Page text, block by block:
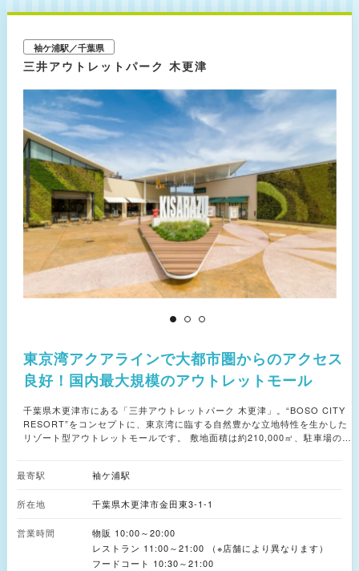
※ご利用の際は障害者手帳をご提示ください（電子手帳
■同伴犬
1頭700円
※補助犬(盲導犬・介助犬・聴導犬)は入場無料です
※入場の際は利用規約への署名が必要となります
※巻き取り式リードは利用不可
袖ケ浦駅／千葉県
三井アウトレットパーク 木更津
東京湾アクアラインで大都市圏からのアクセス
良好！国内最大規模のアウトレットモール
千葉県木更津市にある「三井アウトレットパーク 木更津」。“BOSO CITY
RESORT”をコンセプトに、東京湾に臨する自然豊かな立地特性を生かした
リゾート型アウトレットモールです。 敷地面積は約210,000㎡、駐車場の収
や家具、スポーツ用品、食料品、飲食店などさまざまなジャンルの店舗が約
海沿いならではの開放的な雰囲気に包まれた同施設内には、緑に囲まれた
ン」といったゆったり憩える空間も。各所にヤシの木が植栽されており、ま
るで海外のリゾート地を訪れたような気分でショッピングを楽しめます。
東京湾アクアライン・木更津金田ICから車ですぐの場所にあるため、東京や
最寄駅 袖ケ浦駅
所在地 千葉県木更津市金田東3-1-1
営業時間
物販 10:00～20:00
レストラン 11:00～21:00 （※店舗により異なります）
フードコート 10:30～21:00